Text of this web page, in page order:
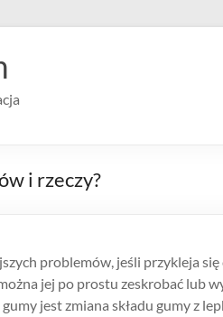
i rzeczy?
problemów, jeśli przykleja
jej po prostu zeskrobać lub
jest zmiana składu gumy z